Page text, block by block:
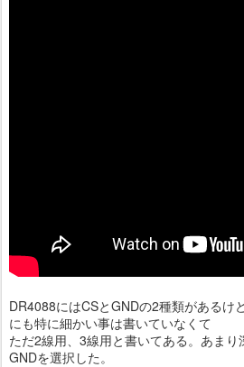
DR4088にはCSとGNDの2種類があるけ
にも特に細かい事は書いていなくて
ただ2線用、3線用と書いてある。あま
GNDを選択した。